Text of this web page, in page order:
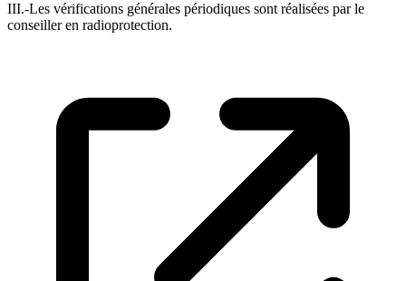
III.-Les vérifications générales périodiques sont réalisées par le
conseiller en radioprotection.